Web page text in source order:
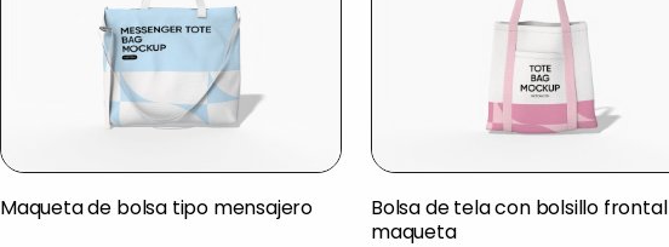
Maqueta de bolsa tipo mensajero
Bolsa de tela con bolsillo frontal
maqueta